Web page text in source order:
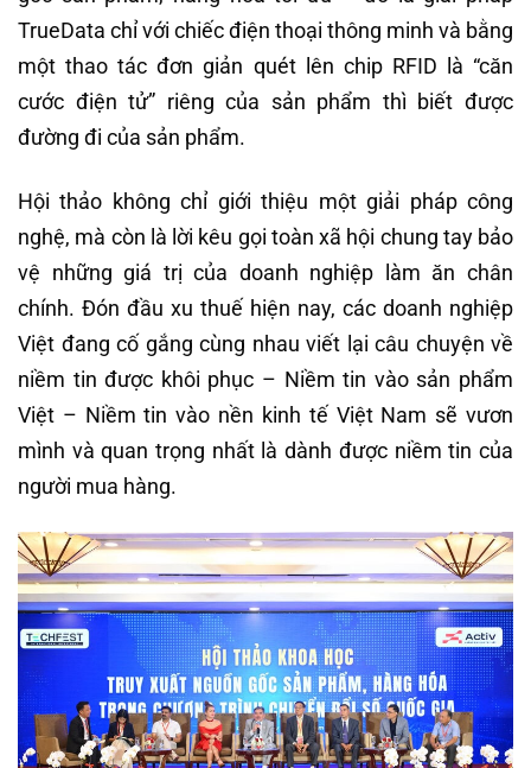
TrueData chỉ với chiếc điện thoại thông minh và bằng
một thao tác đơn giản quét lên chip RFID là “căn
cước điện tử” riêng của sản phẩm thì biết được
đường đi của sản phẩm.
Hội thảo không chỉ giới thiệu một giải pháp công
nghệ, mà còn là lời kêu gọi toàn xã hội chung tay bảo
vệ những giá trị của doanh nghiệp làm ăn chân
chính. Đón đầu xu thuế hiện nay, các doanh nghiệp
Việt đang cố gắng cùng nhau viết lại câu chuyện về
niềm tin được khôi phục – Niềm tin vào sản phẩm
Việt – Niềm tin vào nền kinh tế Việt Nam sẽ vươn
mình và quan trọng nhất là dành được niềm tin của
người mua hàng.